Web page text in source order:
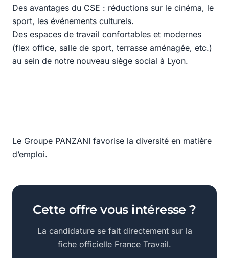
Des avantages du CSE : réductions sur le cinéma, le
sport, les événements culturels.
Des espaces de travail confortables et modernes
(flex office, salle de sport, terrasse aménagée, etc.)
au sein de notre nouveau siège social à Lyon.
Le Groupe PANZANI favorise la diversité en matière
d’emploi.
Cette offre vous intéresse ?
La candidature se fait directement sur la
fiche officielle France Travail.